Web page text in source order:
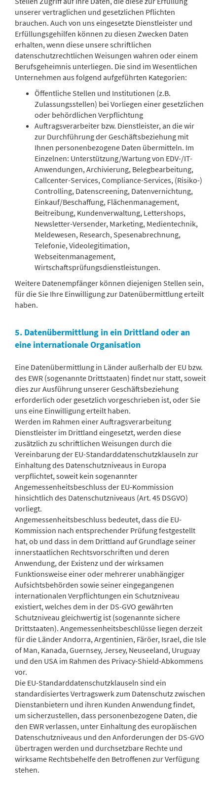
unserer vertraglichen und gesetzlichen Pflichten
brauchen. Auch von uns eingesetzte Dienstleister und
Erfüllungsgehilfen können zu diesen Zwecken Daten
erhalten, wenn diese unsere schriftlichen
datenschutzrechtlichen Weisungen wahren oder einem
Berufsgeheimnis unterliegen. Die sind im Wesentlichen
Unternehmen aus folgend aufgeführten Kategorien:
Öffentliche Stellen und Institutionen (z.B.
Zulassungsstellen) bei Vorliegen einer gesetzlichen
oder behördlichen Verpflichtung
Auftragsverarbeiter bzw. Dienstleister, an die wir
zur Durchführung der Geschäftsbeziehung mit
Ihnen personenbezogene Daten übermitteln. Im
Einzelnen: Unterstützung/Wartung von EDV-/IT-
Anwendungen, Archivierung, Belegbearbeitung,
Callcenter-Services, Compliance-Services, (Risiko-)
Controlling, Datenscreening, Datenvernichtung,
Einkauf/Beschaffung, Flächenmanagement,
Beitreibung, Kundenverwaltung, Lettershops,
Newsletter-Versender, Marketing, Medientechnik,
Meldewesen, Research, Spesenabrechnung,
Telefonie, Videolegitimation,
Webseitenmanagement,
Wirtschaftsprüfungsdienstleistungen.
Weitere Datenempfänger können diejenigen Stellen sein,
für die Sie Ihre Einwilligung zur Datenübermittlung erteilt
haben.
5. Datenübermittlung in ein Drittland oder an
eine internationale Organisation
Eine Datenübermittlung in Länder außerhalb der EU bzw.
des EWR (sogenannte Drittstaaten) findet nur statt, soweit
dies zur Ausführung unserer Geschäftsbeziehung
erforderlich oder gesetzlich vorgeschrieben ist, oder Sie
uns eine Einwilligung erteilt haben.
Werden im Rahmen einer Auftragsverarbeitung
Dienstleister im Drittland eingesetzt, werden diese
zusätzlich zu schriftlichen Weisungen durch die
Vereinbarung der EU-Standarddatenschutzklauseln zur
Einhaltung des Datenschutzniveaus in Europa
verpflichtet, soweit kein sogenannter
Angemessenheitsbeschluss der EU-Kommission
hinsichtlich des Datenschutzniveaus (Art. 45 DSGVO)
vorliegt.
Angemessenheitsbeschluss bedeutet, dass die EU-
Kommission nach entsprechender Prüfung festgestellt
hat, ob und dass in dem Drittland auf Grundlage seiner
innerstaatlichen Rechtsvorschriften und deren
Anwendung, der Existenz und der wirksamen
Funktionsweise einer oder mehrerer unabhängiger
Aufsichtsbehörden sowie seiner eingegangenen
internationalen Verpflichtungen ein Schutzniveau
existiert, welches dem in der DS-GVO gewährten
Schutzniveau gleichwertig ist (sogenannte sichere
Drittstaaten). Angemessenheitsbeschlüsse liegen derzeit
für die Länder Andorra, Argentinien, Färöer, Israel, die Isle
of Man, Kanada, Guernsey, Jersey, Neuseeland, Uruguay
und den USA im Rahmen des Privacy-Shield-Abkommens
vor.
Die EU-Standarddatenschutzklauseln sind ein
standardisiertes Vertragswerk zum Datenschutz zwischen
Dienstanbietern und ihren Kunden Anwendung findet,
um sicherzustellen, dass personenbezogene Daten, die
den EWR verlassen, unter Einhaltung des europäischen
Datenschutzniveaus und den Anforderungen der DS-GVO
übertragen werden und durchsetzbare Rechte und
wirksame Rechtsbehelfe den Betroffenen zur Verfügung
stehen.